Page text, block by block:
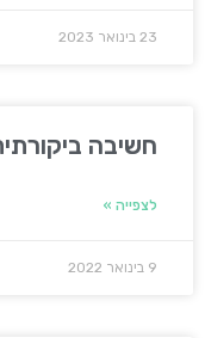
23 בינואר 2023
חשיבה
לצפייה »
9 בינואר 2022